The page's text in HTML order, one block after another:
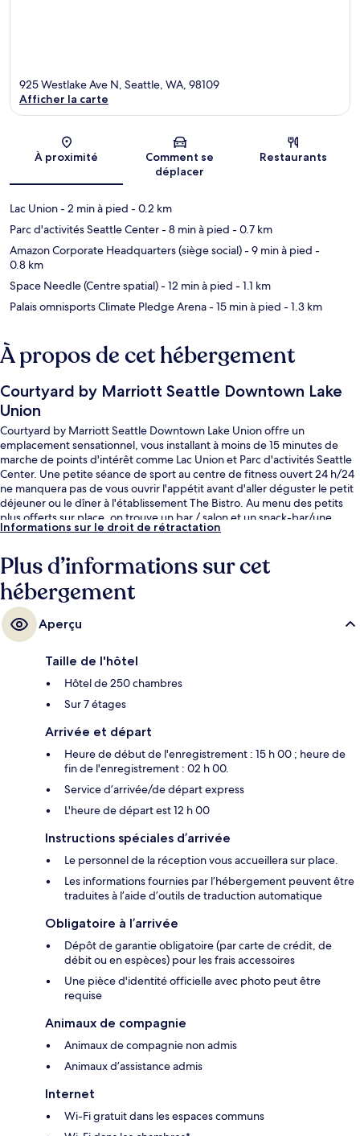
Carte
925 Westlake Ave N, Seattle, WA, 98109
Afficher la carte
À proximité
Comment se
déplacer
Restaurants
Lac Union- 2 min à pied - 0.2 km
Parc d'activités Seattle Center- 8 min à pied - 0.7 km
Amazon Corporate Headquarters (siège social)- 9 min à pied -
0.8 km
Space Needle (Centre spatial)- 12 min à pied - 1.1 km
Palais omnisports Climate Pledge Arena- 15 min à pied - 1.3 km
À propos de cet hébergement
Courtyard by Marriott Seattle Downtown Lake
Union
Courtyard by Marriott Seattle Downtown Lake Union offre un
emplacement sensationnel, vous installant à moins de 15 minutes de
marche de points d'intérêt comme Lac Union et Parc d'activités Seattle
Center. Une petite séance de sport au centre de fitness ouvert 24 h/24
ne manquera pas de vous ouvrir l'appétit avant d'aller déguster le petit
déjeuner ou le dîner à l'établissement The Bistro. Au menu des petits
plus offerts sur place, on trouve un bar / salon et un snack-bar/une
épicerie fine. Sympa non ? Le personnel attentionné et l'emplacement
publics se situent à une courte distance à pied : Station de métro Lake
Union Park est à 6 min et Station de métro Westlake Mercer St, à 6 min.
Informations sur le droit de rétractation
Plus d’informations sur cet
hébergement
Aperçu
Taille de l'hôtel
Hôtel de 250 chambres
Sur 7 étages
Arrivée et départ
Heure de début de l'enregistrement : 15 h 00 ; heure de
fin de l'enregistrement : 02 h 00.
Service d’arrivée/de départ express
L'heure de départ est 12 h 00
Instructions spéciales d’arrivée
Le personnel de la réception vous accueillera sur place.
Les informations fournies par l’hébergement peuvent être
traduites à l’aide d’outils de traduction automatique
Obligatoire à l’arrivée
Dépôt de garantie obligatoire (par carte de crédit, de
débit ou en espèces) pour les frais accessoires
Une pièce d'identité officielle avec photo peut être
requise
Animaux de compagnie
Animaux de compagnie non admis
Animaux d’assistance admis
Internet
Wi-Fi gratuit dans les espaces communs